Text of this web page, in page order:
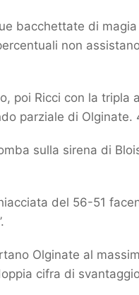
bacchettate di
non
poi Ricci con la
parziale di Olginate.
sulla sirena di
del 56-51
Olginate al
cifra di